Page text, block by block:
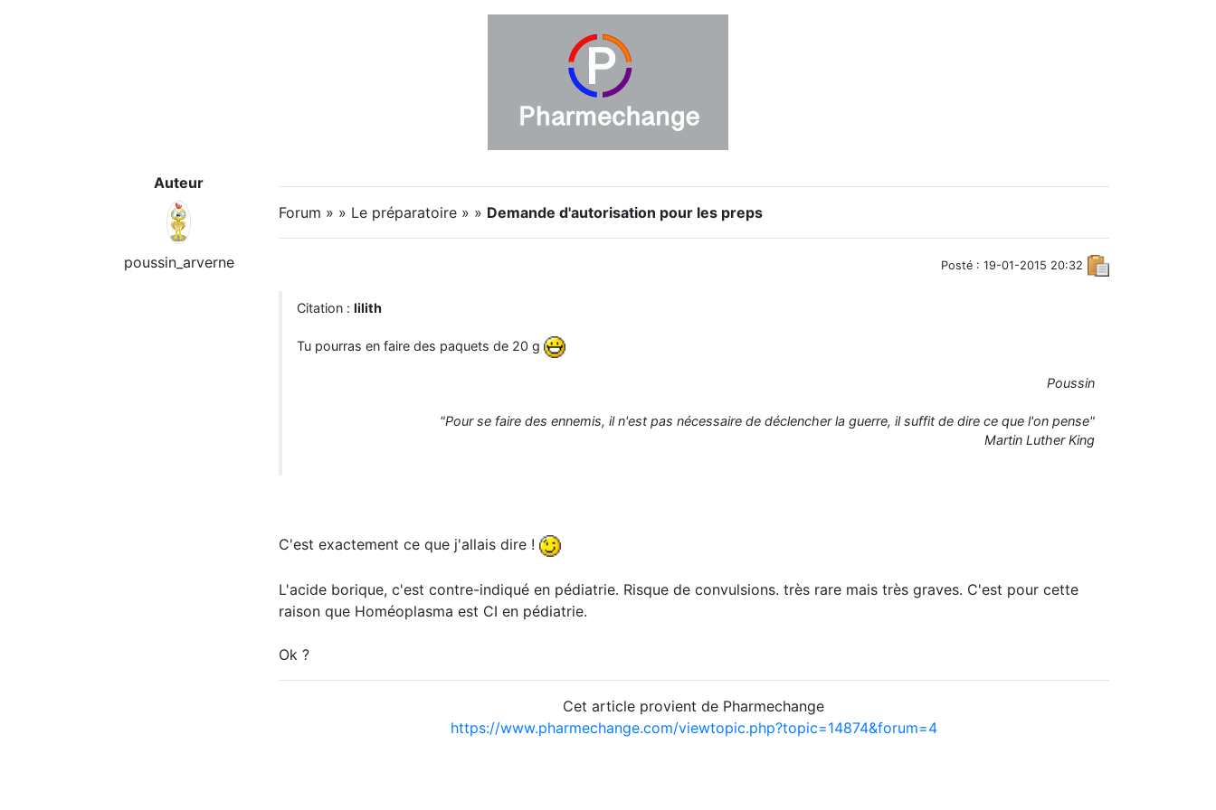
Auteur
poussin_arverne
Forum » » Le préparatoire » » Demande d'autorisation pour les preps
Posté : 19-01-2015 20:32
Citation : lilith
Tu pourras en faire des paquets de 20 g
Poussin
"Pour se faire des ennemis, il n'est pas nécessaire de déclencher la guerre, il suffit de dire ce que l'on pense"
Martin Luther King
C'est exactement ce que j'allais dire !
L'acide borique, c'est contre-indiqué en pédiatrie. Risque de convulsions. très rare mais très graves. C'est pour cette
raison que Homéoplasma est CI en pédiatrie.
Ok ?
Cet article provient de Pharmechange
https://www.pharmechange.com/viewtopic.php?topic=14874&forum=4